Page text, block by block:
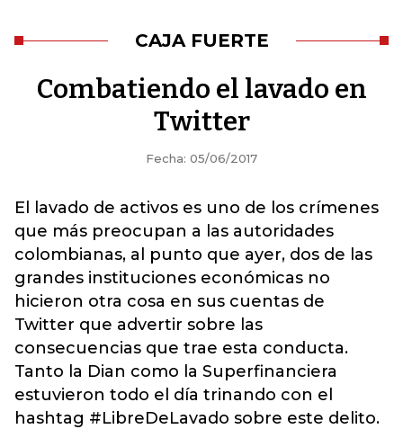
CAJA FUERTE
Combatiendo el lavado en
Twitter
Fecha: 05/06/2017
El lavado de activos es uno de los crímenes
que más preocupan a las autoridades
colombianas, al punto que ayer, dos de las
grandes instituciones económicas no
hicieron otra cosa en sus cuentas de
Twitter que advertir sobre las
consecuencias que trae esta conducta.
Tanto la Dian como la Superfinanciera
estuvieron todo el día trinando con el
hashtag #LibreDeLavado sobre este delito.